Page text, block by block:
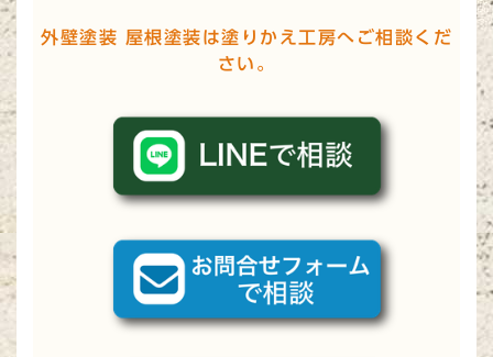
外壁塗装 屋根塗装は塗りかえ工房へご相談くだ
さい。